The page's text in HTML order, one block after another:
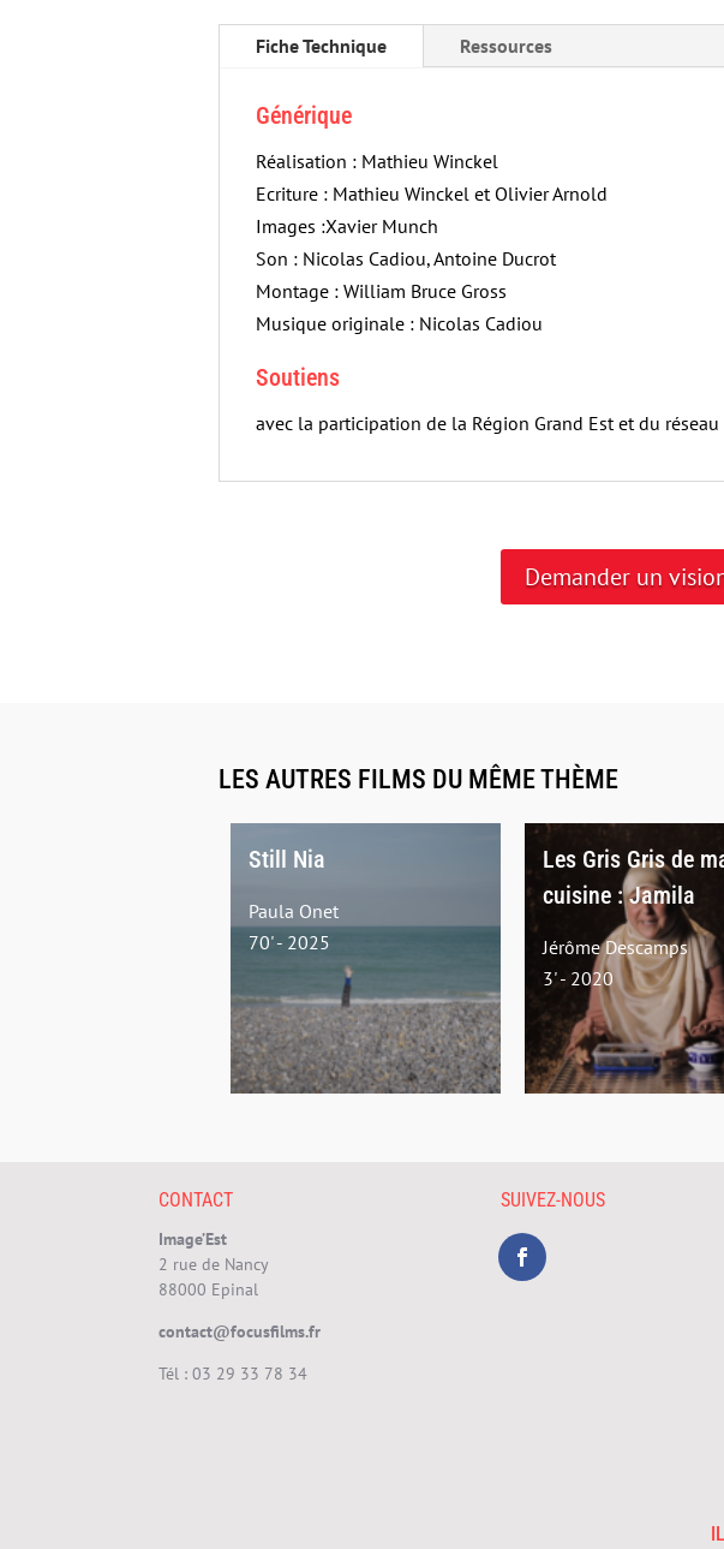
Fiche Technique Ressources
Générique
Réalisation : Mathieu Winckel
Ecriture : Mathieu Winckel et Olivier Arnold
Images :Xavier Munch
Son : Nicolas Cadiou, Antoine Ducrot
Montage : William Bruce Gross
Musique originale : Nicolas Cadiou
Soutiens
avec la participation de la Région Grand Est et du
Demander un
LES AUTRES FILMS DU MÊME THÈME
Still Nia
Paula Onet
70' - 2025
Les Gris Gris de
cuisine : Jamila
Jérôme Descamps
3' - 2020
CONTACT
Image’Est
2 rue de Nancy
88000 Epinal
contact@focusfilms.fr
Tél : 03 29 33 78 34
SUIVEZ-NOUS